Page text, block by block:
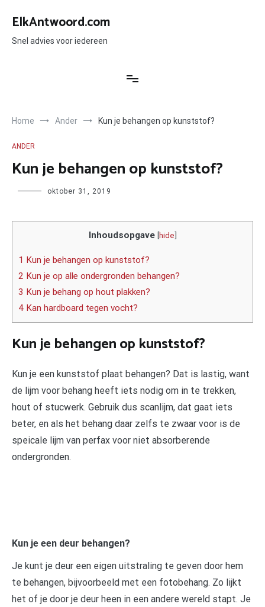
naar
inhoud
ElkAntwoord.com
Snel advies voor iedereen
Home Ander Kun je behangen op kunststof?
ANDER
Kun je behangen op kunststof?
Author oktober 31, 2019
Inhoudsopgave [hide]
1 Kun je behangen op kunststof?
2 Kun je op alle ondergronden behangen?
3 Kun je behang op hout plakken?
4 Kan hardboard tegen vocht?
Kun je behangen op kunststof?
Kun je een kunststof plaat behangen? Dat is lastig, want
de lijm voor behang heeft iets nodig om in te trekken,
hout of stucwerk. Gebruik dus scanlijm, dat gaat iets
beter, en als het behang daar zelfs te zwaar voor is de
speicale lijm van perfax voor niet absorberende
ondergronden.
Kun je een deur behangen?
Je kunt je deur een eigen uitstraling te geven door hem
te behangen, bijvoorbeeld met een fotobehang. Zo lijkt
het of je door je deur heen in een andere wereld stapt. Je